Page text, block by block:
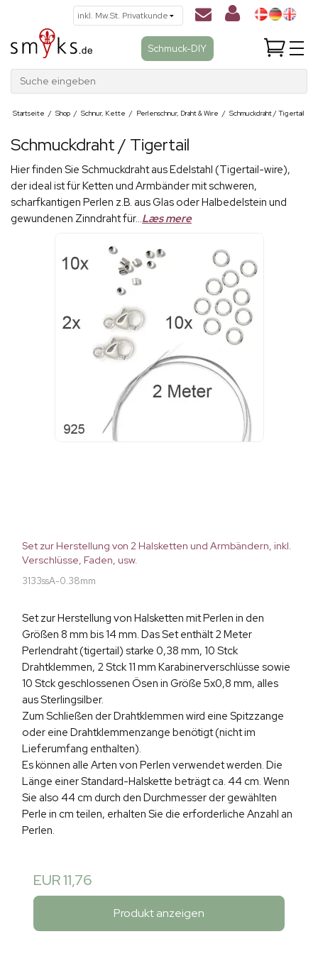
Schmuck-DIY
Suche eingeben
Startseite / Shop / Schnur, Kette / Perlenschnur, Draht & Wire / Schmuckdraht / Tigertail
Schmuckdraht / Tigertail
Hier finden Sie Schmuckdraht aus Edelstahl (Tigertail-wire),
der ideal ist für Ketten und Armbänder mit schweren,
scharfkantigen Perlen z.B. aus Glas oder Halbedelstein und
gewundenen Zinndraht für...Læs mere
Set zur Herstellung von 2 Halsketten und Armbändern, inkl.
Verschlüsse, Faden, usw.
3133ssA-0.38mm
Set zur Herstellung von Halsketten mit Perlen in den
Größen 8 mm bis 14 mm. Das Set enthält 2 Meter
Perlendraht (tigertail) starke 0,38 mm, 10 Stck
Drahtklemmen, 2 Stck 11 mm Karabinerverschlüsse sowie
10 Stck geschlossenen Ösen in Größe 5x0,8 mm, alles
aus Sterlingsilber.
Zum Schließen der Drahtklemmen wird eine Spitzzange
oder eine Drahtklemmenzange benötigt (nicht im
Lieferumfang enthalten).
Es können alle Arten von Perlen verwendet werden. Die
Länge einer Standard-Halskette beträgt ca. 44 cm. Wenn
Sie also 44 cm durch den Durchmesser der gewählten
Perle in cm teilen, erhalten Sie die erforderliche Anzahl an
Perlen.
EUR 11,76
Produkt anzeigen